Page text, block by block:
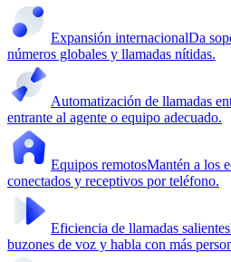
Expansión internacionalDa
números globales y llamadas nítidas.
Automatización de llamadas
entrante al agente o equipo adecuado.
Equipos remotosMantén a los
conectados y receptivos por teléfono.
Eficiencia de llamadas salientes
buzones de voz y habla con más